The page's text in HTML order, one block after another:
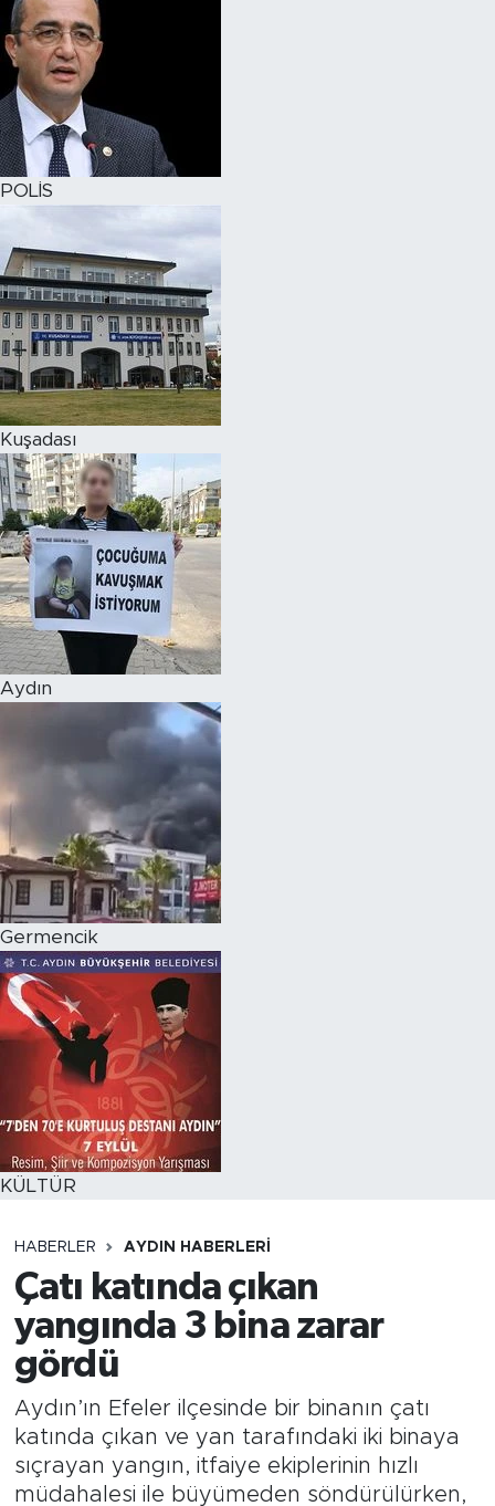
POLİS
Kuşadası
Aydın
Germencik
KÜLTÜR
HABERLER AYDIN HABERLERI
Çatı katında çıkan
yangında 3 bina zarar
gördü
Aydın’ın Efeler ilçesinde bir binanın çatı
katında çıkan ve yan tarafındaki iki binaya
sıçrayan yangın, itfaiye ekiplerinin hızlı
müdahalesi ile büyümeden söndürülürken,